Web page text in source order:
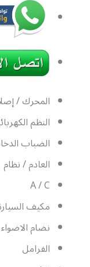
المحرك /
النظم
الضباب
العادم / نظام
A / C
مكيف
نضام الاضواء
الفرامل